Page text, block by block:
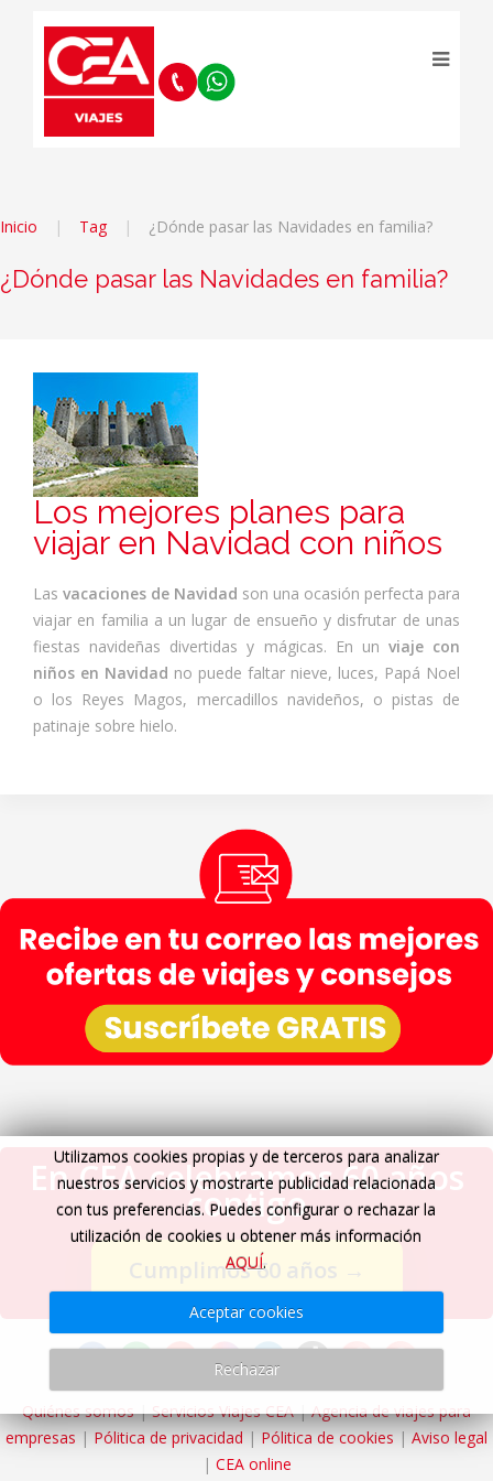
Inicio Tag ¿Dónde pasar las Navidades en familia?
¿Dónde pasar las Navidades en familia?
Los mejores planes para
viajar en Navidad con niños
Las vacaciones de Navidad son una ocasión perfecta para
viajar en familia a un lugar de ensueño y disfrutar de unas
fiestas navideñas divertidas y mágicas. En un viaje con
niños en Navidad no puede faltar nieve, luces, Papá Noel
o los Reyes Magos, mercadillos navideños, o pistas de
patinaje sobre hielo.
En CEA celebramos 60 años
contigo
Cumplimos 60 años →
Quiénes somos|Servicios Viajes CEA|Agencia de viajes para
empresas | Pólitica de privacidad | Pólitica de cookies | Aviso legal
| CEA online
Utilizamos cookies propias y de terceros para analizar
nuestros servicios y mostrarte publicidad relacionada
con tus preferencias. Puedes configurar o rechazar la
utilización de cookies u obtener más información
AQUÍ.
Aceptar cookies
Rechazar